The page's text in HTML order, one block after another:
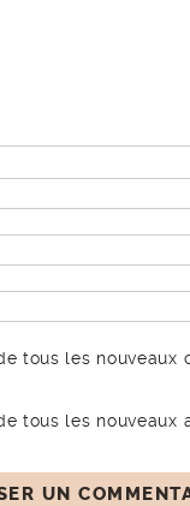
tous les nouveaux
tous les nouveaux